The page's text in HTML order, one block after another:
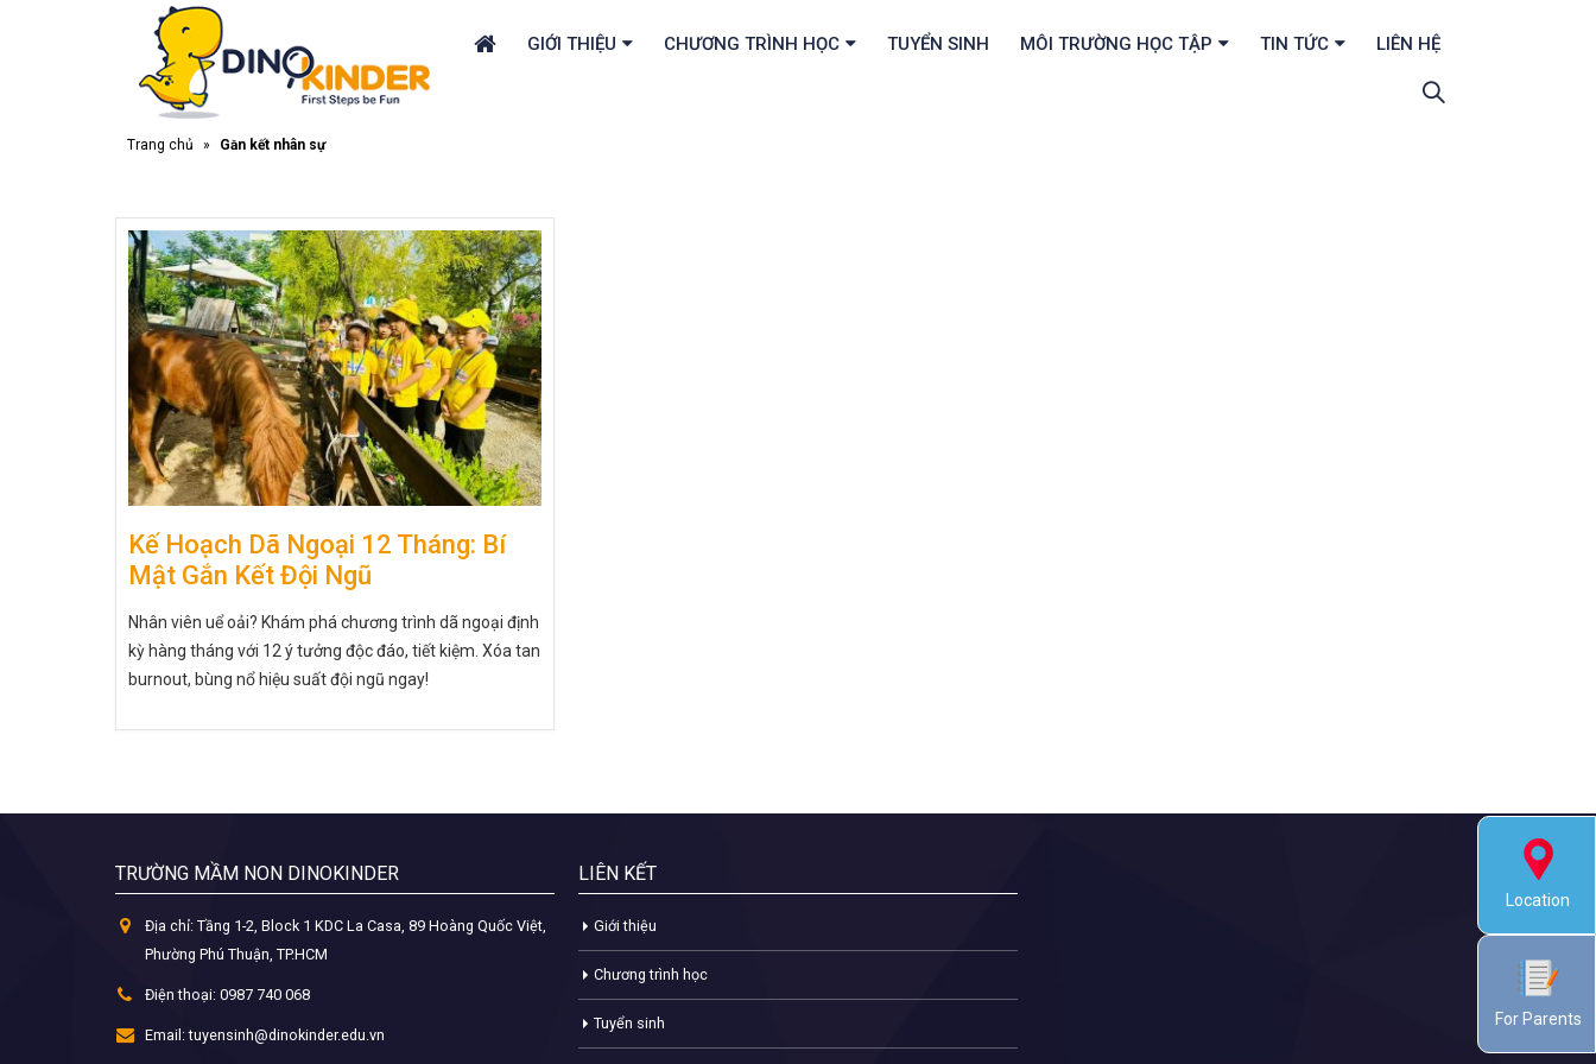
GIỚI THIỆU CHƯƠNG TRÌNH HỌC TUYỂN SINH MÔI TRƯỜNG HỌC TẬP TIN TỨC LIÊN HỆ
Trang chủ » Gắn kết nhân sự
Kế Hoạch Dã Ngoại 12 Tháng: Bí
Mật Gắn Kết Đội Ngũ
Nhân viên uể oải? Khám phá chương trình dã ngoại định
kỳ hàng tháng với 12 ý tưởng độc đáo, tiết kiệm. Xóa tan
burnout, bùng nổ hiệu suất đội ngũ ngay!
TRƯỜNG MẦM NON DINOKINDER
Địa chỉ: Tầng 1-2, Block 1 KDC La Casa, 89 Hoàng Quốc Việt,
Phường Phú Thuận, TP.HCM
Điện thoại: 0987 740 068
Email: tuyensinh@dinokinder.edu.vn
LIÊN KẾT
Giới thiệu
Chương trình học
Tuyển sinh
Location
For Parents